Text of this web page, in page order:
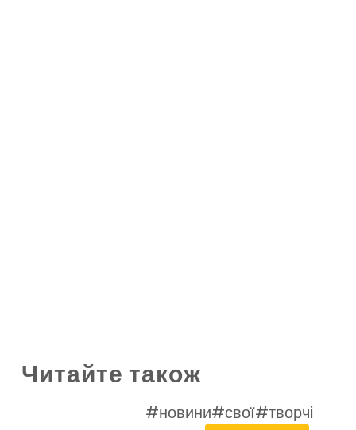
Читайте також
#новини#свої#творчі